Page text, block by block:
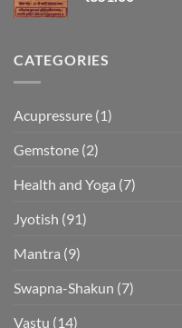
CATEGORIES
Acupressure (1)
Gemstone (2)
Health and Yoga (7)
Jyotish (91)
Mantra (9)
Swapna-Shakun (7)
Vastu (14)